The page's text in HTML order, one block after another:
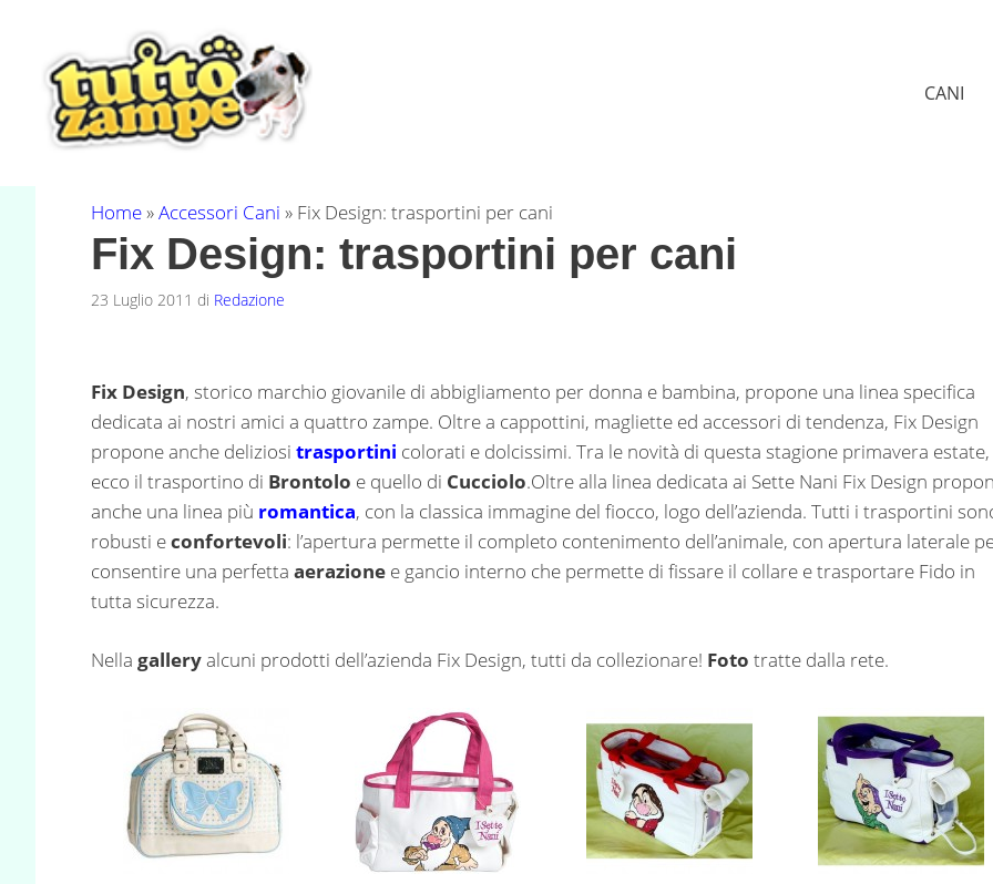
contenuto
CANI
Home»Accessori Cani » Fix Design: trasportini per cani
Fix Design: trasportini per cani
23 Luglio 2011 di Redazione
Fix Design, storico marchio giovanile di abbigliamento per donna e bambina, propone una linea specifica
dedicata ai nostri amici a quattro zampe. Oltre a cappottini, magliette ed accessori di tendenza, Fix Design
propone anche deliziosi trasportini colorati e dolcissimi. Tra le novità di questa stagione primavera estate,
ecco il trasportino di Brontolo e quello di Cucciolo.Oltre alla linea dedicata ai Sette Nani Fix Design
anche una linea più romantica, con la classica immagine del fiocco, logo dell’azienda. Tutti i trasportini
robusti econfortevoli: l’apertura permette il completo contenimento dell’animale, con apertura laterale
consentire una perfetta aerazione e gancio interno che permette di fissare il collare e trasportare Fido in
tutta sicurezza.
Nella galleryalcuni prodotti dell’azienda Fix Design, tutti da collezionare! Foto tratte dalla rete.